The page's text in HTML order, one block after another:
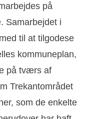
på
Samarbejdet i
til at tilgodese
kommuneplan,
på tværs af
Trekantområdet
som de enkelte